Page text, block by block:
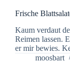
Frische
Kaum verdaut
Reimen lassen.
er mir bewies.
moosbart